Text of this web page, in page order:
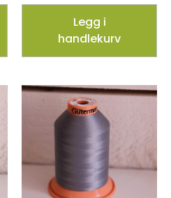
Legg i
handlekurv